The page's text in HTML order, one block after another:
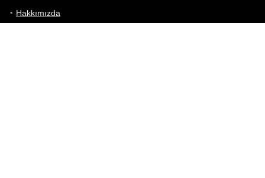
Hakkımızda